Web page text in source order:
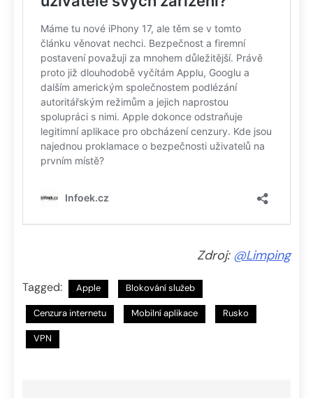
Zdroj: @Limping
Tagged: Apple Blokování služeb
Cenzura internetu Mobilní aplikace Rusko
VPN